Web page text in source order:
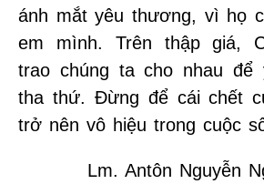
ánh mắt yêu thương, vì họ
em mình. Trên thập giá,
trao chúng ta cho nhau để
tha thứ. Đừng để cái chết
trở nên vô hiệu trong cuộc
Lm. Antôn Nguyễn